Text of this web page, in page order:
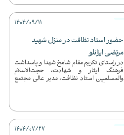
حضور استاد نظافت در منزل شهید
مرتضی ایزانلو
در راستای تکریم مقام شامخ شهدا و پاسداشت
فرهنگ ایثار و شهادت، حجت‌الاسلام
والمسلمین استاد نظافت، مدیر عالی مجتمع
1404/09/11
1404/07/27